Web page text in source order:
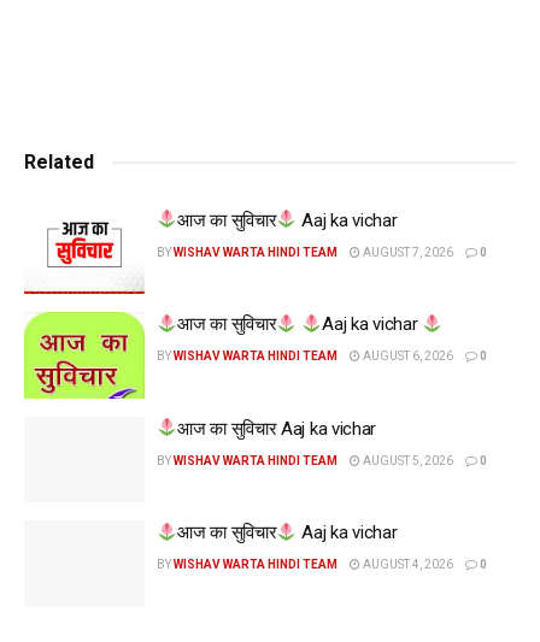
Related
आज का सुविचार Aaj ka vichar
BYWISHAV WARTA HINDI TEAM AUGUST 7, 2026 0
आज का सुविचार Aaj ka vichar
BYWISHAV WARTA HINDI TEAM AUGUST 6, 2026 0
आज का सुविचार Aaj ka vichar
BYWISHAV WARTA HINDI TEAM AUGUST 5, 2026 0
आज का सुविचार Aaj ka vichar
BYWISHAV WARTA HINDI TEAM AUGUST 4, 2026 0